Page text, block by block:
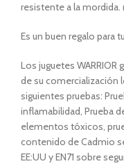
resistente a la
Es un buen regalo para
Los juguetes WARRIOR
de su comercialización
siguientes pruebas:
inflamabilidad, Prueba
elementos tóxicos,
contenido de Cadmio
EE:UU y EN71 sobre